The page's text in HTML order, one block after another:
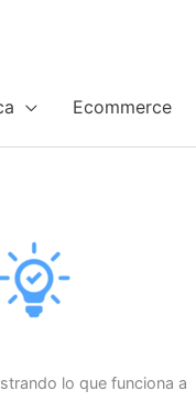
Ecommerce
lo que funciona a